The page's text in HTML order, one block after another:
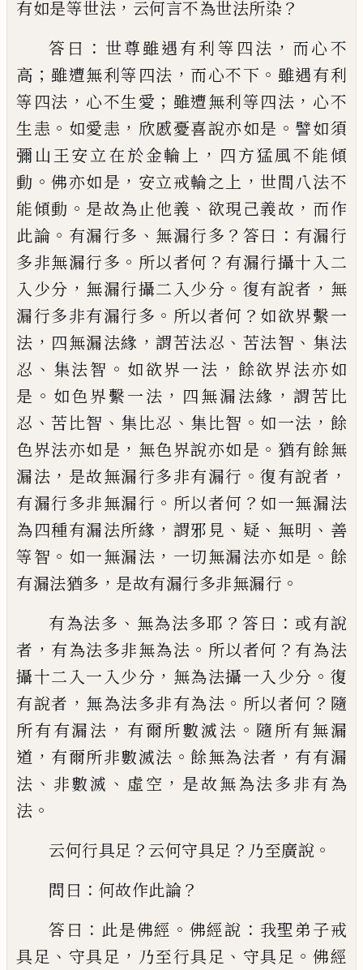
有如是等世法 ， 云何言不為世法所染 ？
答曰 ： 世尊雖遇有利等四法 ， 而心不
高 ； 雖遭無利等四法 ， 而心不下 。 雖遇有利
等四法 ， 心不生愛 ； 雖遭無利等四法 ， 心不
生恚 。 如愛恚 ， 欣慼憂喜說亦如是 。 譬如須
彌山王安立在於金輪上 ， 四方猛風不能傾
動 。佛亦如是 ， 安立戒輪之上 ， 世間八法不
能傾動 。 是故為止他義 、 欲現己義故 ， 而作
此論 。 有漏行多 、 無漏行多 ？ 答曰 ： 有漏行
多非無漏行多 。 所以者何 ？ 有漏行攝十入二
入少分 ， 無漏行攝二入少分 。 復有說者 ， 無
漏行多非有漏行多 。 所以者何 ？ 如欲界繫一
法 ， 四無漏法緣 ，謂苦法忍 、 苦法智 、 集法
忍 、 集法智 。 如欲界一法 ， 餘欲界法亦如
是 。 如色界繫一法 ， 四無漏法緣 ， 謂苦比
忍 、苦比智 、 集比忍 、 集比智 。 如一法 ， 餘
色界法亦如是 ， 無色界說亦如是 。 猶有餘無
漏法 ， 是故無漏行多非有漏行 。復有說者 ，
有漏行多非無漏行 。 所以者何 ？ 如一無漏法
為四種有漏法所緣 ， 謂邪見 、 疑 、 無明 、 善
等智 。 如一無漏法 ， 一切無漏法亦如是 。 餘
有漏法猶多 ， 是故有漏行多非無漏行 。
有為法多 、 無為法多耶 ？ 答曰 ： 或有說
者 ， 有為法多非無為法 。 所以者何 ？ 有為法
攝十二 入一入少分 ， 無為法攝一入少分 。 復
有說者 ， 無為法多非有為法 。 所以者何 ？ 隨
所有有漏法 ， 有爾所數滅法 。 隨所有無漏
道 ， 有爾所非數滅法 。餘無為法者 ， 有有漏
法 、 非數滅 、 虛空 ， 是故無為法多非有為
法 。
云何行具足 ？ 云何守具足 ？ 乃至廣說 。
問曰 ： 何故作此論？
答曰 ： 此是佛經 。 佛經說 ： 我聖弟子戒
具足 、 守具足 ， 乃至行具足 、 守具足 。佛經